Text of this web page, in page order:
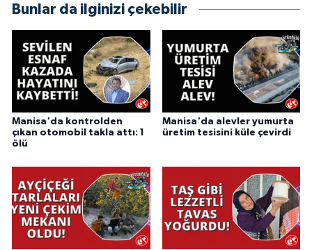
Bunlar da ilginizi çekebilir
Manisa'da kontrolden
çıkan otomobil takla attı: 1
ölü
Manisa'da alevler yumurta
üretim tesisini küle çevirdi